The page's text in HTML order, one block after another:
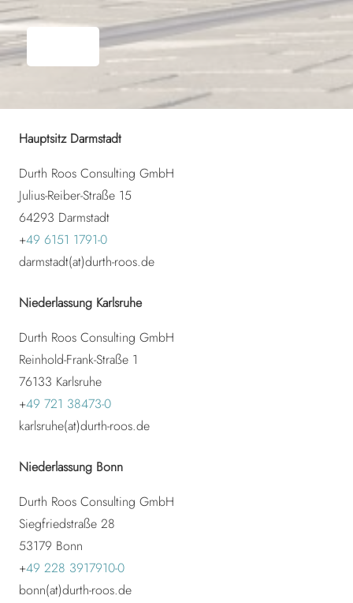
Hauptsitz Darmstadt
Durth Roos Consulting GmbH
Julius-Reiber-Straße 15
64293 Darmstadt
+49 6151 1791-0
darmstadt(at)durth-roos.de
Niederlassung Karlsruhe
Durth Roos Consulting GmbH
Reinhold-Frank-Straße 1
76133 Karlsruhe
+49 721 38473-0
karlsruhe(at)durth-roos.de
Niederlassung Bonn
Durth Roos Consulting GmbH
Siegfriedstraße 28
53179 Bonn
+49 228 3917910-0
bonn(at)durth-roos.de